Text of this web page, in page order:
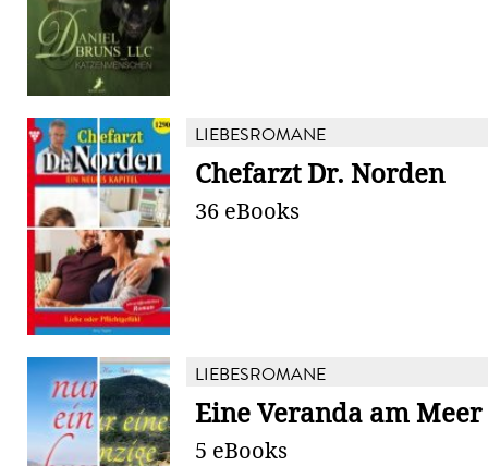
LIEBESROMANE
Chefarzt Dr. Norden
36 eBooks
LIEBESROMANE
Eine Veranda am Meer
5 eBooks